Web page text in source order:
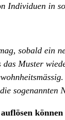
Individuen in
sobald ein
Muster
können